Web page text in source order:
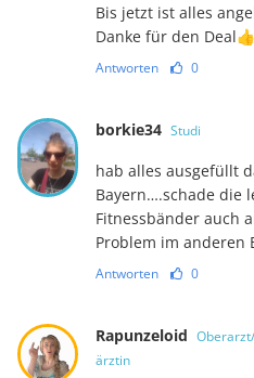
Bis jetzt ist alles
Danke für den Deal👍
Antworten 0
borkie34 Studi
hab alles ausgefüllt
Bayern….schade die
Fitnessbänder auch
Problem im anderen
Antworten 0
Rapunzeloid
ärztin